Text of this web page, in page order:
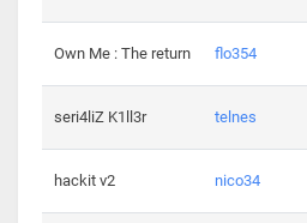
Own Me : The return flo354
seri4liZ K1ll3r telnes
hackit v2 nico34